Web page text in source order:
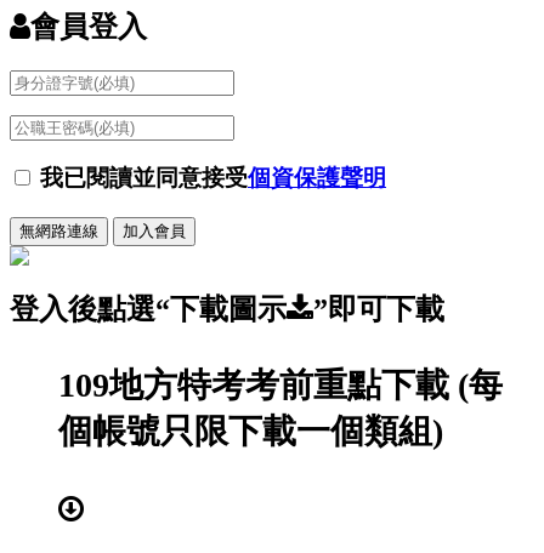
會員登入
我已閱讀並同意接受個資保護聲明
登入後點選“下載圖示 ”即可下載
109地方特考考前重點下載 (每
個帳號只限下載一個類組)